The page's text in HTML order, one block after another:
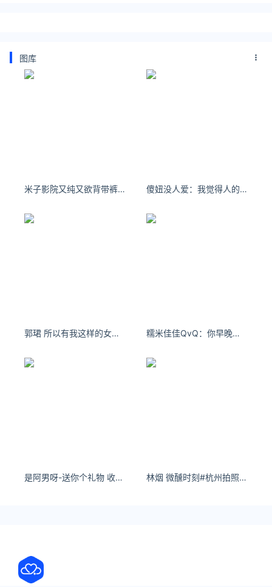
图库
米子影院又纯又欲背带裤长发美少女高清手机壁纸 傻妞没人爱：我觉得人的脆落和坚强或许能超过自己的想象
郭珺 所以有我这样的女朋友，你会几点回家看咪咕本周六19点15的曼联vs埃弗顿～ 糯米佳佳QvQ：你早晚都会谈恋爱 和我谈怎么了#图文 #jk制服 #双马尾
是阿男呀-送你个礼物 收好啦～ ：SeiCarinaY 林烟 微醺时刻#杭州拍照 #杭州新店 - 小红书